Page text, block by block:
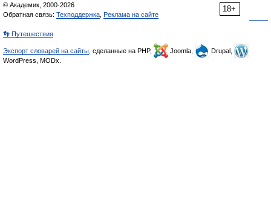
18+
© Академик, 2000-2026
Обратная связь: Техподдержка Реклама на сайте
👣 Путешествия
Экспорт словарей на сайты , сделанные на PHP, Joomla,
Drupal,
WordPress, MODx.